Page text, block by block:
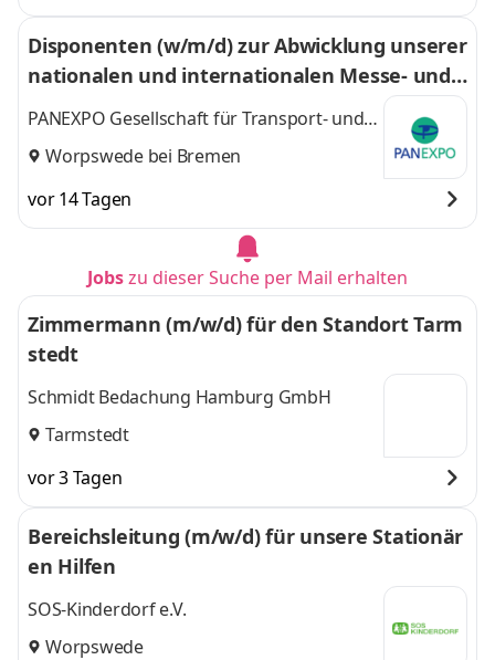
Disponenten (w/m/d) zur Abwicklung unserer
nationalen und internationalen Messe- und E
venttransporte per LKW
PANEXPO Gesellschaft für Transport- und
Messelogistik mbH
Worpswede bei Bremen
vor 14 Tagen
Jobszu dieser Suche per Mail erhalten
Zimmermann (m/w/d) für den Standort Tarm
stedt
Schmidt Bedachung Hamburg GmbH
Tarmstedt
vor 3 Tagen
Bereichsleitung (m/w/d) für unsere Stationär
en Hilfen
SOS-Kinderdorf e.V.
Worpswede